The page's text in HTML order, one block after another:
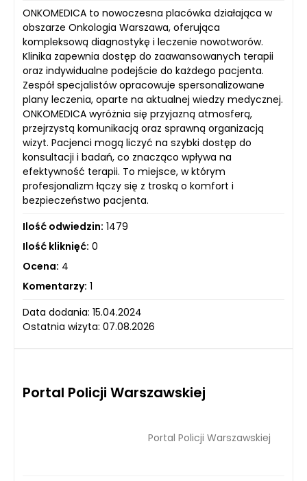
ONKOMEDICA to nowoczesna placówka działająca w
obszarze Onkologia Warszawa, oferująca
kompleksową diagnostykę i leczenie nowotworów.
Klinika zapewnia dostęp do zaawansowanych terapii
oraz indywidualne podejście do każdego pacjenta.
Zespół specjalistów opracowuje spersonalizowane
plany leczenia, oparte na aktualnej wiedzy medycznej.
ONKOMEDICA wyróżnia się przyjazną atmosferą,
przejrzystą komunikacją oraz sprawną organizacją
wizyt. Pacjenci mogą liczyć na szybki dostęp do
konsultacji i badań, co znacząco wpływa na
efektywność terapii. To miejsce, w którym
profesjonalizm łączy się z troską o komfort i
bezpieczeństwo pacjenta.
Ilość odwiedzin: 1479
Ilość kliknięć: 0
Ocena: 4
Komentarzy: 1
Data dodania: 15.04.2024
Ostatnia wizyta: 07.08.2026
Portal Policji Warszawskiej
Portal Policji Warszawskiej